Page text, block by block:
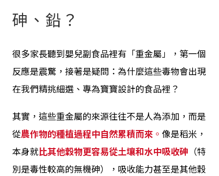
砷、鉛？
很多家長聽到嬰兒副食品裡有「重金屬」，第一個
反應是震驚，接著是疑問：為什麼這些毒物會出現
在我們精挑細選、專為寶寶設計的食品裡？
其實，這些重金屬的來源往往不是人為添加，而是
從農作物的種植過程中自然累積而來 。 像是稻米，
本身就比其他穀物更容易從土壤和水中吸收砷 （特
別是毒性較高的無機砷），吸收能力甚至是其他穀